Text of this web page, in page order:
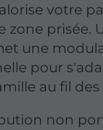
votre
zone prisée.
une
pour
au fil des
non